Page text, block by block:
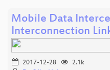
Mobile Data
Interconnection
2017-12-28
2.1k